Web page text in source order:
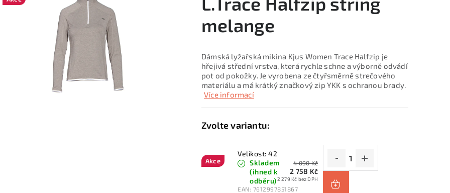
melange
Dámská lyžařská mikina Kjus Women Trace Halfzip je
hřejivá střední vrstva, která rychle schne a výborně odvádí
pot od pokožky. Je vyrobena ze čtyřsměrně strečového
materiálu a má krátký značkový zip YKK s ochranou brady.
Více informací
Akce
Velikost: 42
Skladem
(ihned k
odběru)
EAN: 7612997851867
4 090 Kč
2 758 Kč
2 279 Kč bez DPH